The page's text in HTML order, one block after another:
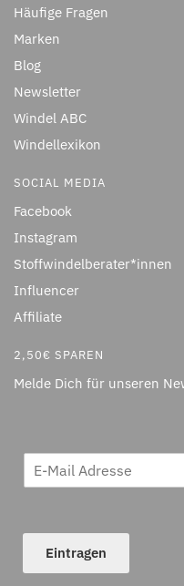
Häufige Fragen
Marken
Blog
Newsletter
Windel ABC
Windellexikon
SOCIAL MEDIA
Facebook
Instagram
Stoffwindelberater*innen
Influencer
Affiliate
2,50€ SPAREN
Melde Dich für unseren
Eintragen